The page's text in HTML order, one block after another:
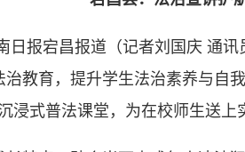
日报宕昌报道（记者刘国庆 通
教育，提升学生法治素养与自
浸式普法课堂，为在校师生送上